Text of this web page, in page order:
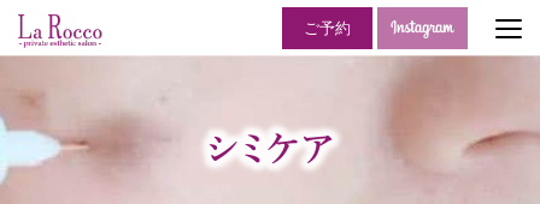
ご予約